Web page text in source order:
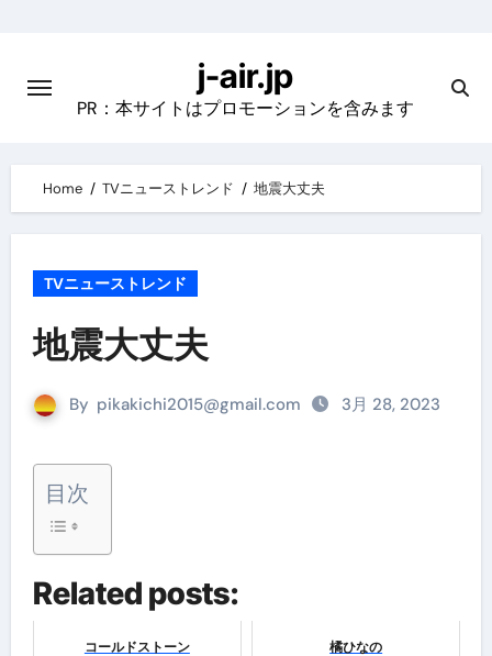
content
j-air.jp
PR：本サイトはプロモーションを含みます
Home TVニューストレンド 地震大丈夫
TVニューストレンド
地震大丈夫
By pikakichi2015@gmail.com 3月 28, 2023
目次
Related posts:
コールドストーン 橘ひなの